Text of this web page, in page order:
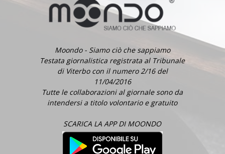
Moondo - Siamo ciò che sappiamo
Testata giornalistica registrata al Tribunale
di Viterbo con il numero 2/16 del
11/04/2016
Tutte le collaborazioni al giornale sono da
intendersi a titolo volontario e gratuito
SCARICA LA APP DI MOONDO